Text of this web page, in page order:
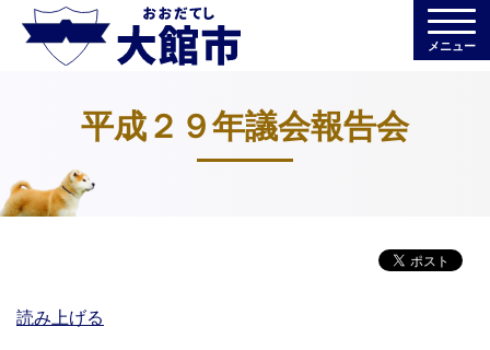
メニュー
平成２９年議会報告会
読み上げる